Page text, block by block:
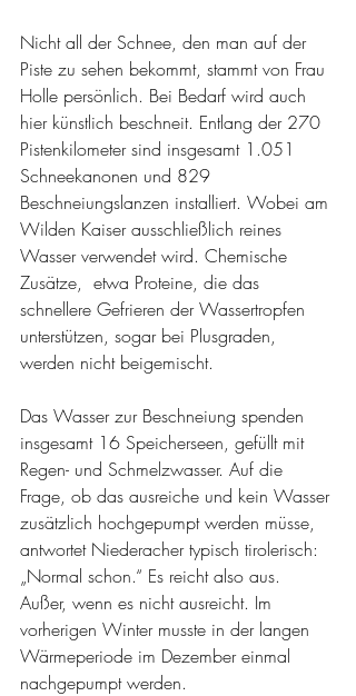
Nicht all der Schnee, den man auf der
Piste zu sehen bekommt, stammt von Frau
Holle persönlich. Bei Bedarf wird auch
hier künstlich beschneit. Entlang der 270
Pistenkilometer sind insgesamt 1.051
Schneekanonen und 829
Beschneiungslanzen installiert. Wobei am
Wilden Kaiser ausschließlich reines
Wasser verwendet wird. Chemische
Zusätze,  etwa Proteine, die das
schnellere Gefrieren der Wassertropfen
unterstützen, sogar bei Plusgraden,
werden nicht beigemischt.
Das Wasser zur Beschneiung spenden
insgesamt 16 Speicherseen, gefüllt mit
Regen- und Schmelzwasser. Auf die
Frage, ob das ausreiche und kein Wasser
zusätzlich hochgepumpt werden müsse,
antwortet Niederacher typisch tirolerisch:
„Normal schon.“ Es reicht also aus.
Außer, wenn es nicht ausreicht. Im
vorherigen Winter musste in der langen
Wärmeperiode im Dezember einmal
nachgepumpt werden.